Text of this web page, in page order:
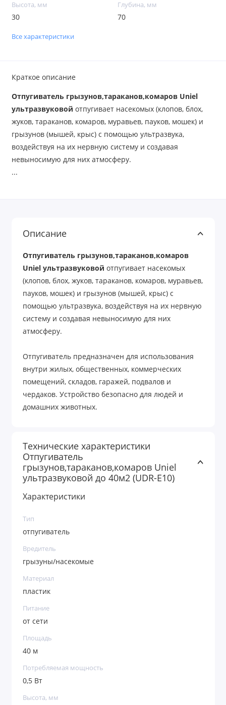
Высота, мм
30
Глубина, мм
70
Все характеристики
Краткое описание
Отпугиватель грызунов,тараканов,комаров Uniel
ультразвуковой отпугивает насекомых (клопов, блох,
жуков, тараканов, комаров, муравьев, пауков, мошек) и
грызунов (мышей, крыс) с помощью ультразвука,
воздействуя на их нервную систему и создавая
невыносимую для них атмосферу.
...
Описание
Отпугиватель грызунов,тараканов,комаров
Uniel ультразвуковой отпугивает насекомых
(клопов, блох, жуков, тараканов, комаров, муравьев,
пауков, мошек) и грызунов (мышей, крыс) с
помощью ультразвука, воздействуя на их нервную
систему и создавая невыносимую для них
атмосферу.
Отпугиватель предназначен для использования
внутри жилых, общественных, коммерческих
помещений, складов, гаражей, подвалов и
чердаков. Устройство безопасно для людей и
домашних животных.
Технические характеристики
Отпугиватель
грызунов,тараканов,комаров Uniel
ультразвуковой до 40м2 (UDR-E10)
Характеристики
Тип
отпугиватель
Вредитель
грызуны/насекомые
Материал
пластик
Питание
от сети
Площадь
40 м
Потребляемая мощность
0,5 Вт
Высота, мм